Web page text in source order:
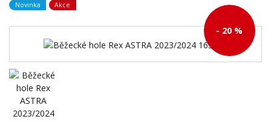
Novinka Akce
- 20 %